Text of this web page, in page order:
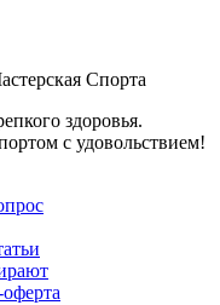
Спорта
здоровья.
с удовольствием!